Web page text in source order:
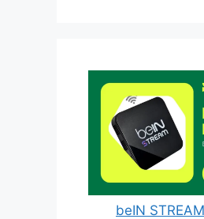
جهاز بي ان ستريم beIN STREAM